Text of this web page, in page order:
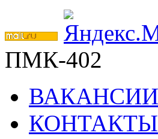
ПМК-402
ВАКАНСИИ
КОНТАКТЫ